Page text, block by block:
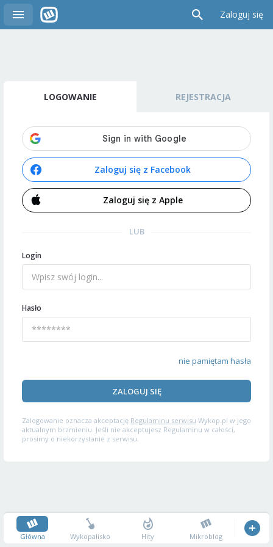
Zaloguj się
LOGOWANIE REJESTRACJA
Zaloguj się z Facebook
Zaloguj się z Apple
LUB
Login
Hasło
nie pamiętam hasła
ZALOGUJ SIĘ
Zalogowanie oznacza akceptację Regulaminu serwisu Wykop.pl w jego
aktualnym brzmieniu. Jeśli nie akceptujesz Regulaminu w całości,
prosimy o niekorzystanie z serwisu.
Główna Wykopalisko Hity Mikroblog